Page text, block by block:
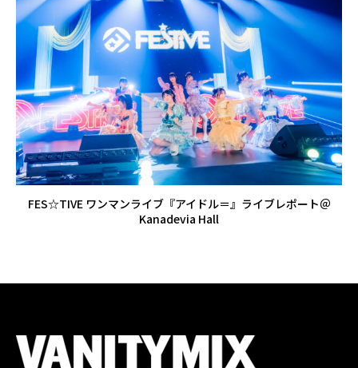
FES☆TIVE ワンマンライブ『アイドル＝』ライブレポート＠
Kanadevia Hall